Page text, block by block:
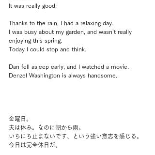
It was really good.
Thanks to the rain, I had a relaxing day.
I was busy about my garden, and wasn’t really
enjoying this spring.
Today I could stop and think.
Dan fell asleep early, and I watched a movie.
Denzel Washington is always handsome.
金曜日。
夫は休み。なのに朝から雨。
いちにち止まないです、という強い意志を感じる。
今日は完全休日だ。